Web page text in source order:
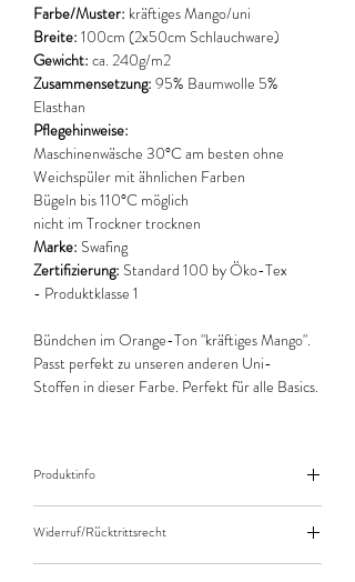
Farbe/Muster: kräftiges Mango/uni
Breite: 100cm (2x50cm Schlauchware)
Gewicht: ca. 240g/m2
Zusammensetzung: 95% Baumwolle 5%
Elasthan
Pflegehinweise:
Maschinenwäsche 30°C am besten ohne
Weichspüler mit ähnlichen Farben
Bügeln bis 110°C möglich
nicht im Trockner trocknen
Marke: Swafing
Zertifizierung: Standard 100 by Öko-Tex
- Produktklasse 1
Bündchen im Orange-Ton "kräftiges Mango".
Passt perfekt zu unseren anderen Uni-
Stoffen in dieser Farbe. Perfekt für alle Basics.
Produktinfo
10cm (0,1m) Länge des Stoffes.
Bei einer Bestellung von zB. 50cm (0,5m)
Widerruf/Rücktrittsrecht